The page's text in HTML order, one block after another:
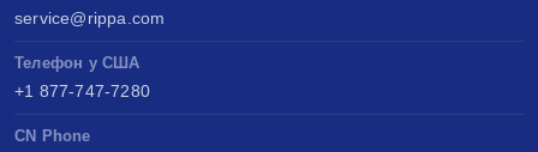
service@rippa.com
Телефон у США
+1 877-747-7280
CN Phone